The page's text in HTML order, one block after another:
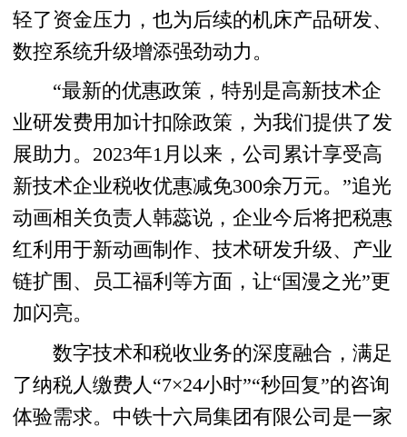
轻了资金压力，也为后续的机床产品研发、
数控系统升级增添强劲动力。
“最新的优惠政策，特别是高新技术企
业研发费用加计扣除政策，为我们提供了发
展助力。2023年1月以来，公司累计享受高
新技术企业税收优惠减免300余万元。”追光
动画相关负责人韩蕊说，企业今后将把税惠
红利用于新动画制作、技术研发升级、产业
链扩围、员工福利等方面，让“国漫之光”更
加闪亮。
数字技术和税收业务的深度融合，满足
了纳税人缴费人“7×24小时”“秒回复”的咨询
体验需求。中铁十六局集团有限公司是一家